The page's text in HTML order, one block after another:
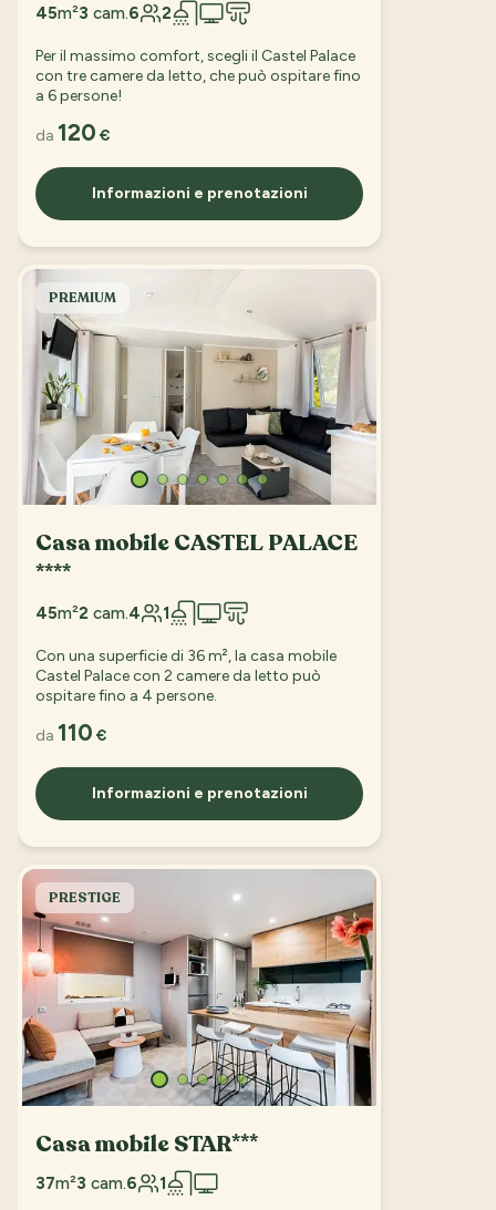
45m²3 cam.6 2
Per il massimo comfort, scegli il Castel Palace
con tre camere da letto, che può ospitare fino
a 6 persone!
da 120 €
Informazioni e prenotazioni
PREMIUM
Casa mobile CASTEL PALACE
****
45m²2 cam.4 1
Con una superficie di 36 m², la casa mobile
Castel Palace con 2 camere da letto può
ospitare fino a 4 persone.
da 110 €
Informazioni e prenotazioni
PRESTIGE
Casa mobile STAR***
37m²3 cam.6 1